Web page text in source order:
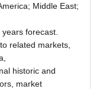
Middle East;
forecast.
related markets,
historic and
market